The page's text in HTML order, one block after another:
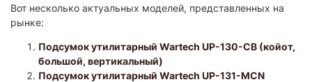
Вот несколько актуальных моделей, представленных на
рынке:
Подсумок утилитарный Wartech UP-130-CB (койот,
большой, вертикальный)
Подсумок утилитарный Wartech UP-131-MCN